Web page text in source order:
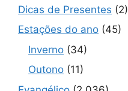
Dicas de Presentes (2)
Estações do ano (45)
Inverno (34)
Outono (11)